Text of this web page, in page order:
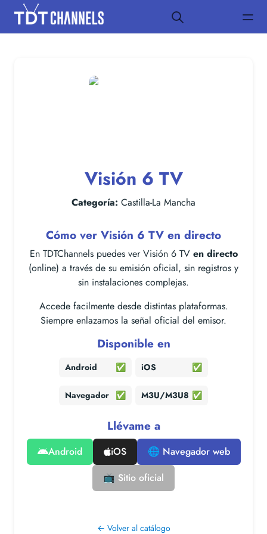
Visión 6 TV
Categoría: Castilla-La Mancha
Cómo ver Visión 6 TV en directo
En TDTChannels puedes ver Visión 6 TV en directo
(online) a través de su emisión oficial, sin registros y
sin instalaciones complejas.
Accede facilmente desde distintas plataformas.
Siempre enlazamos la señal oficial del emisor.
Disponible en
Android ✅ iOS ✅
Navegador ✅ M3U/M3U8 ✅
Llévame a
Android iOS
🌐 Navegador web
📺 Sitio oficial
← Volver al catálogo